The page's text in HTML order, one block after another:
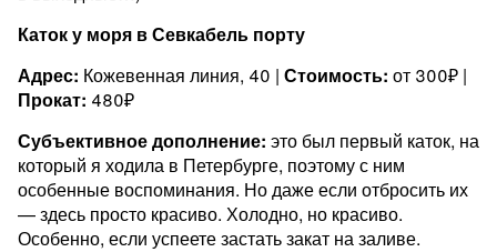
Каток у моря в Севкабель порту
Адрес: Кожевенная линия, 40 | Стоимость: от 300₽ |
Прокат: 480₽
Субъективное дополнение: это был первый каток, на
который я ходила в Петербурге, поэтому с ним
особенные воспоминания. Но даже если отбросить их
— здесь просто красиво. Холодно, но красиво.
Особенно, если успеете застать закат на заливе.